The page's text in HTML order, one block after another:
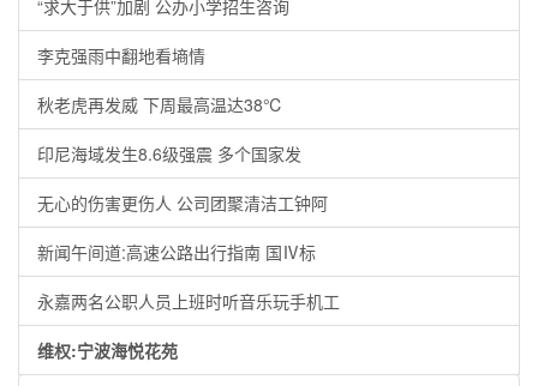
“求大于供”加剧 公办小学招生咨询
李克强雨中翻地看墒情
秋老虎再发威 下周最高温达38℃
印尼海域发生8.6级强震 多个国家发
无心的伤害更伤人 公司团聚清洁工钟阿
新闻午间道:高速公路出行指南 国Ⅳ标
永嘉两名公职人员上班时听音乐玩手机工
维权:宁波海悦花苑